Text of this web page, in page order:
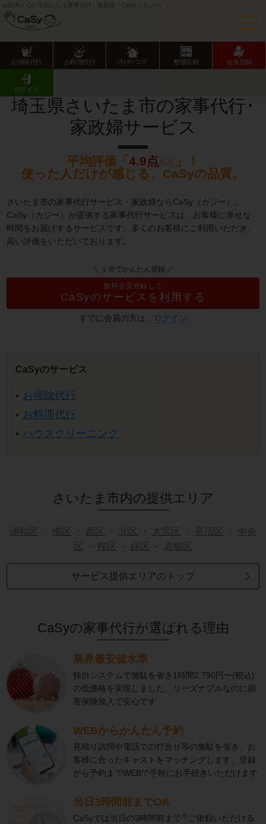
お財布と心が笑顔になる家事代行・家政婦「CaSy（カジー）」
お掃除代行 お料理代行 ﾊｳｽｸﾘｰﾆﾝｸﾞ 整理収納 会員登録
ログイン
CaSy TOP
埼玉県さいたま市の家事代行･
家政婦サービス
平均評価「 4.9点/5点
」！
使った人だけが感じる、CaSyの品質。
さいたま市の家事代行サービス・家政婦ならCaSy（カジー）。
CaSy（カジー）が提供する家事代行サービスは、お客様に幸せな
時間をお届けするサービスです。多くのお客様にご利用いただき、
高い評価をいただいております。
＼ １分でかんたん登録 ／
無料会員登録して
CaSyのサービスを利用する
すでに会員の方は、 ログイン
CaSyのサービス
お掃除代行
お料理代行
ハウスクリーニング
さいたま市内の提供エリア
浦和区 ・ 南区 ・ 西区 ・ 北区 ・ 大宮区 ・ 見沼区 ・ 中央
区
・ 桜区 ・ 緑区 ・ 岩槻区
サービス提供エリアのトップ
CaSyの家事代行が選ばれる理由
業界最安値水準
独自システムで無駄を省き1時間2,790円〜(税込)
の低価格を実現しました。リーズナブルなのに損
害保険加入で安心です
WEBからかんたん予約
見積り訪問や電話での打合せ等の無駄を省き、お
客様に合ったキャストをマッチングします。登録
から予約までWEBで手軽にお手続きいただけます
当日3時間前までOK
CaSyでは当日の3時間前まで※ ご依頼いただける